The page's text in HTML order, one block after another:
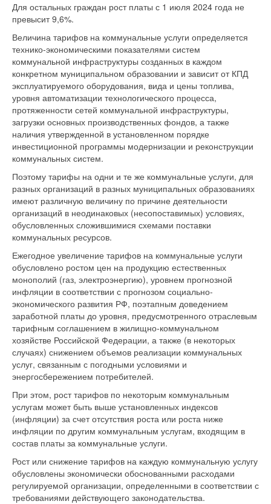
Для остальных граждан рост платы с 1 июля 2024 года не
превысит 9,6%.
Величина тарифов на коммунальные услуги определяется
технико-экономическими показателями систем
коммунальной инфраструктуры созданных в каждом
конкретном муниципальном образовании и зависит от КПД
эксплуатируемого оборудования, вида и цены топлива,
уровня автоматизации технологического процесса,
протяженности сетей коммунальной инфраструктуры,
загрузки основных производственных фондов, а также
наличия утвержденной в установленном порядке
инвестиционной программы модернизации и реконструкции
коммунальных систем.
Поэтому тарифы на одни и те же коммунальные услуги, для
разных организаций в разных муниципальных образованиях
имеют различную величину по причине деятельности
организаций в неодинаковых (несопоставимых) условиях,
обусловленных сложившимися схемами поставки
коммунальных ресурсов.
Ежегодное увеличение тарифов на коммунальные услуги
обусловлено ростом цен на продукцию естественных
монополий (газ, электроэнергию), уровнем прогнозной
инфляции в соответствии с прогнозом социально-
экономического развития РФ, поэтапным доведением
заработной платы до уровня, предусмотренного отраслевым
тарифным соглашением в жилищно-коммунальном
хозяйстве Российской Федерации, а также (в некоторых
случаях) снижением объемов реализации коммунальных
услуг, связанным с погодными условиями и
энергосбережением потребителей.
При этом, рост тарифов по некоторым коммунальным
услугам может быть выше установленных индексов
(инфляции) за счет отсутствия роста или роста ниже
инфляции по другим коммунальным услугам, входящим в
состав платы за коммунальные услуги.
Рост или снижение тарифов на каждую коммунальную услугу
обусловлены экономически обоснованными расходами
регулируемой организации, определенными в соответствии с
требованиями действующего законодательства.